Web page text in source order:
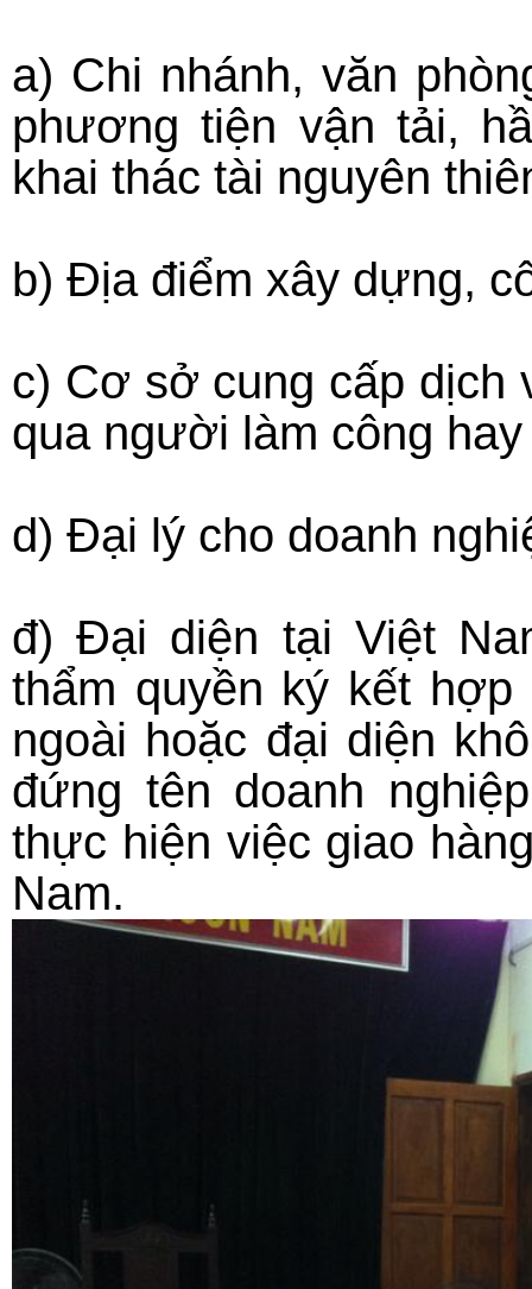
a) Chi nhánh, văn
phương tiện vận tải,
khai thác tài nguyên
b) Địa điểm xây dựng,
c) Cơ sở cung cấp dịch
qua người làm công
d) Đại lý cho doanh
đ) Đại diện tại Việt
thẩm quyền ký kết
ngoài hoặc đại diện
đứng tên doanh
thực hiện việc giao
Nam.